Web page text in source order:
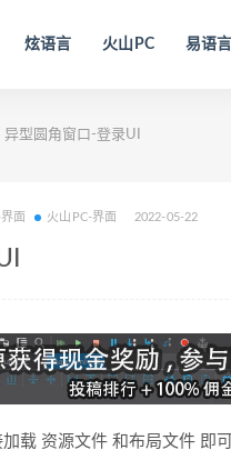
炫语言 火山PC 易语言
异型圆角窗口-登录UI
面 火山PC-界面 2022-05-22
载 资源文件 和布局文件 即可